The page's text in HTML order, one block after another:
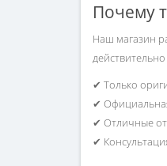
Почему
Наш магазин
✔ Только
✔
✔ Отличные
✔